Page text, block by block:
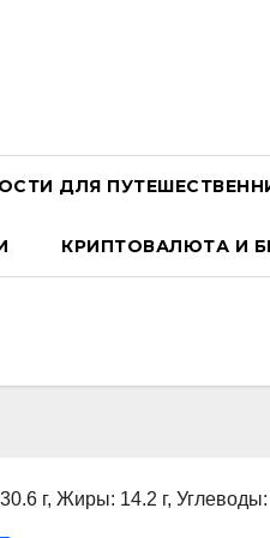
ДЛЯ
КРИПТОВАЛЮТА И
г, Жиры: 14.2 г, Углеводы: